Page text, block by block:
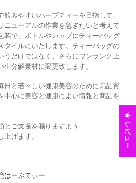
みやすいハーブティーを目指して、
ニューアルの作業を急ぎたいと考えて
装で、ボトルやカップにティーバッグ
タイルにいたします。ティーバッグの
うだけではなく、さらにワンランク上
分解素材に変更致します。
と若々しい健康美容のために高品質
中心に美容と健康によい情報と商品を
ご支援を賜りますよう
げます。
はーぶてぃー
★ レビュー